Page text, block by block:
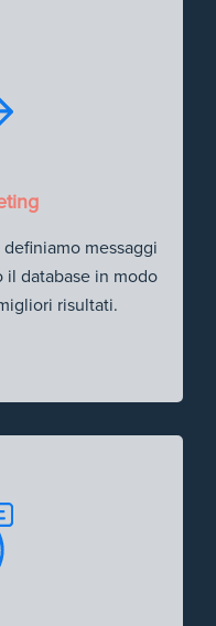
messaggi
il database in modo
risultati.